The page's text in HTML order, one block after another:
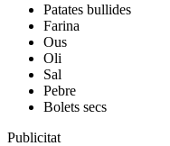
Patates bullides
Farina
Ous
Oli
Sal
Pebre
Bolets secs
Publicitat